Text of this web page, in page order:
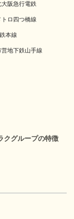
大阪急行電鉄
トロ四つ橋線
本線
営地下鉄山手線
クグループの特徴